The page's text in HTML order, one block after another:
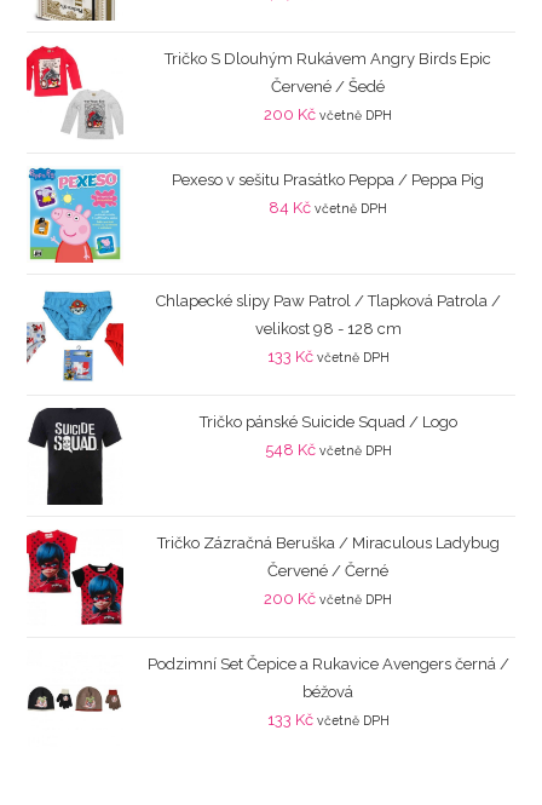
Tričko S Dlouhým Rukávem Angry Birds Epic
Červené / Šedé
200 Kč včetně DPH
Pexeso v sešitu Prasátko Peppa / Peppa Pig
84 Kč včetně DPH
Chlapecké slipy Paw Patrol / Tlapková Patrola /
velikost 98 - 128 cm
133 Kč včetně DPH
Tričko pánské Suicide Squad / Logo
548 Kč včetně DPH
Tričko Zázračná Beruška / Miraculous Ladybug
Červené / Černé
200 Kč včetně DPH
Podzimní Set Čepice a Rukavice Avengers černá /
béžová
133 Kč včetně DPH